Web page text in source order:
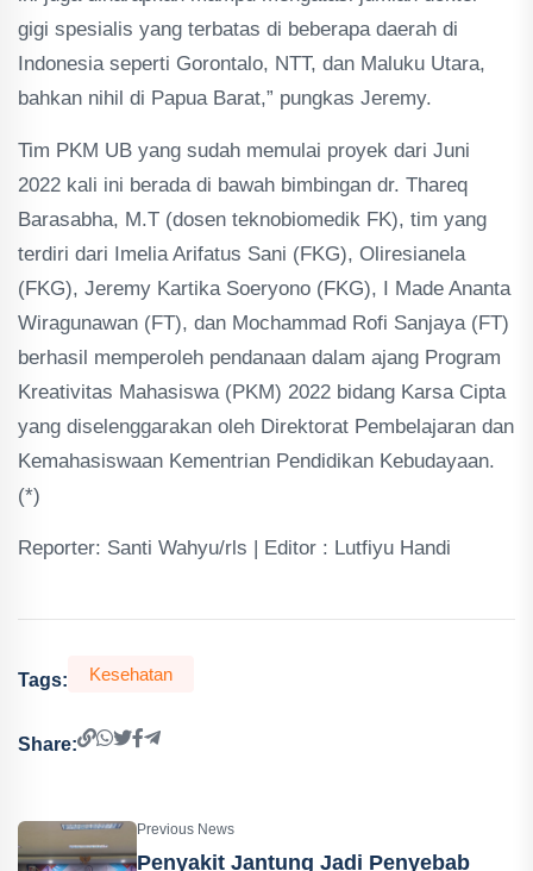
gigi spesialis yang terbatas di beberapa daerah di
Indonesia seperti Gorontalo, NTT, dan Maluku Utara,
bahkan nihil di Papua Barat,” pungkas Jeremy.
Tim PKM UB yang sudah memulai proyek dari Juni
2022 kali ini berada di bawah bimbingan dr. Thareq
Barasabha, M.T (dosen teknobiomedik FK), tim yang
terdiri dari Imelia Arifatus Sani (FKG), Oliresianela
(FKG), Jeremy Kartika Soeryono (FKG), I Made Ananta
Wiragunawan (FT), dan Mochammad Rofi Sanjaya (FT)
berhasil memperoleh pendanaan dalam ajang Program
Kreativitas Mahasiswa (PKM) 2022 bidang Karsa Cipta
yang diselenggarakan oleh Direktorat Pembelajaran dan
Kemahasiswaan Kementrian Pendidikan Kebudayaan.
(*)
Reporter: Santi Wahyu/rls | Editor : Lutfiyu Handi
Tags: Kesehatan
Share:
Previous News
Penyakit Jantung Jadi Penyebab